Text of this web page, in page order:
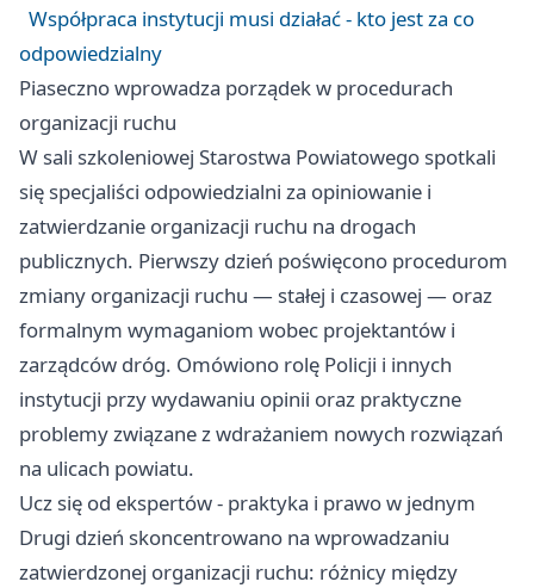
Współpraca instytucji musi działać - kto jest za co
odpowiedzialny
Piaseczno wprowadza porządek w procedurach
organizacji ruchu
W sali szkoleniowej Starostwa Powiatowego spotkali
się specjaliści odpowiedzialni za opiniowanie i
zatwierdzanie organizacji ruchu na drogach
publicznych. Pierwszy dzień poświęcono procedurom
zmiany organizacji ruchu — stałej i czasowej — oraz
formalnym wymaganiom wobec projektantów i
zarządców dróg. Omówiono rolę Policji i innych
instytucji przy wydawaniu opinii oraz praktyczne
problemy związane z wdrażaniem nowych rozwiązań
na ulicach powiatu.
Ucz się od ekspertów - praktyka i prawo w jednym
Drugi dzień skoncentrowano na wprowadzaniu
zatwierdzonej organizacji ruchu: różnicy między